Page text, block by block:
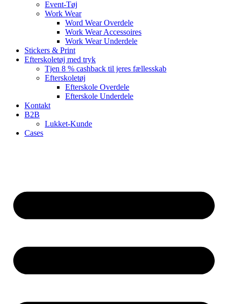
Event-Tøj
Work Wear
Word Wear Overdele
Work Wear Accessoires
Work Wear Underdele
Stickers & Print
Efterskoletøj med tryk
Tjen 8 % cashback til jeres fællesskab
Efterskoletøj
Efterskole Overdele
Efterskole Underdele
Kontakt
B2B
Lukket-Kunde
Cases